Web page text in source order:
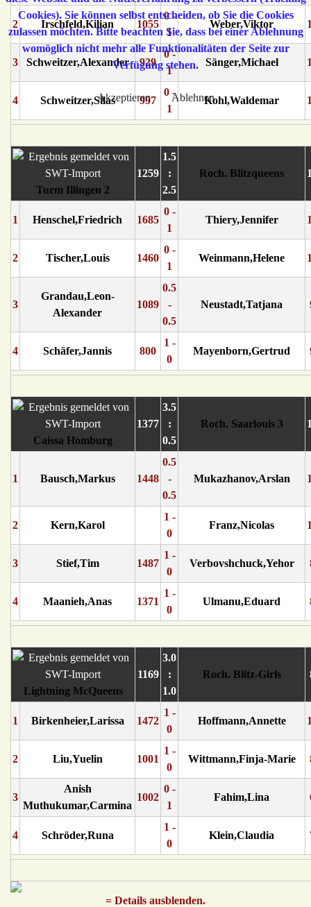
2 Irschfeld,Kilian 1055
0 -
1
Weber,Viktor
3 Schweitzer,Alexander 929
0 -
1
Sänger,Michael
4 Schweitzer,Silas 997
0 -
1
Kohl,Waldemar
Turm Illingen 2
1259
1.5
:
2.5
Roch. Blitzqueens
1 Henschel,Friedrich 1685
0 -
1
Thiery,Jennifer
2 Tischer,Louis 1460
0 -
1
Weinmann,Helene
3
Grandau,Leon-
Alexander
1089
0.5
-
0.5
Neustadt,Tatjana
4 Schäfer,Jannis 800
1 -
0
Mayenborn,Gertrud
Caissa Homburg
1377
3.5
:
0.5
Roch. Saarlouis 3
1 Bausch,Markus 1448
0.5
-
0.5
Mukazhanov,Arslan
2 Kern,Karol
1 -
0
Franz,Nicolas
3 Stief,Tim 1487
1 -
0
Verbovshchuck,Yehor
4 Maanieh,Anas 1371
1 -
0
Ulmanu,Eduard
Lightning McQueens
1169
3.0
:
1.0
Roch. Blitz-Girls
1 Birkenheier,Larissa 1472
1 -
0
Hoffmann,Annette
2 Liu,Yuelin 1001
1 -
0
Wittmann,Finja-Marie
3
Anish
Muthukumar,Carmina
1002
0 -
1
Fahim,Lina
4 Schröder,Runa
1 -
0
Klein,Claudia
= Details ausblenden.
Cookies). Sie können selbst entscheiden, ob Sie die Cookies
zulassen möchten. Bitte beachten Sie, dass bei einer Ablehnung
womöglich nicht mehr alle Funktionalitäten der Seite zur
Verfügung stehen.
Akzeptieren Ablehnen